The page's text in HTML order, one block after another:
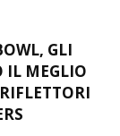
MEGLIO